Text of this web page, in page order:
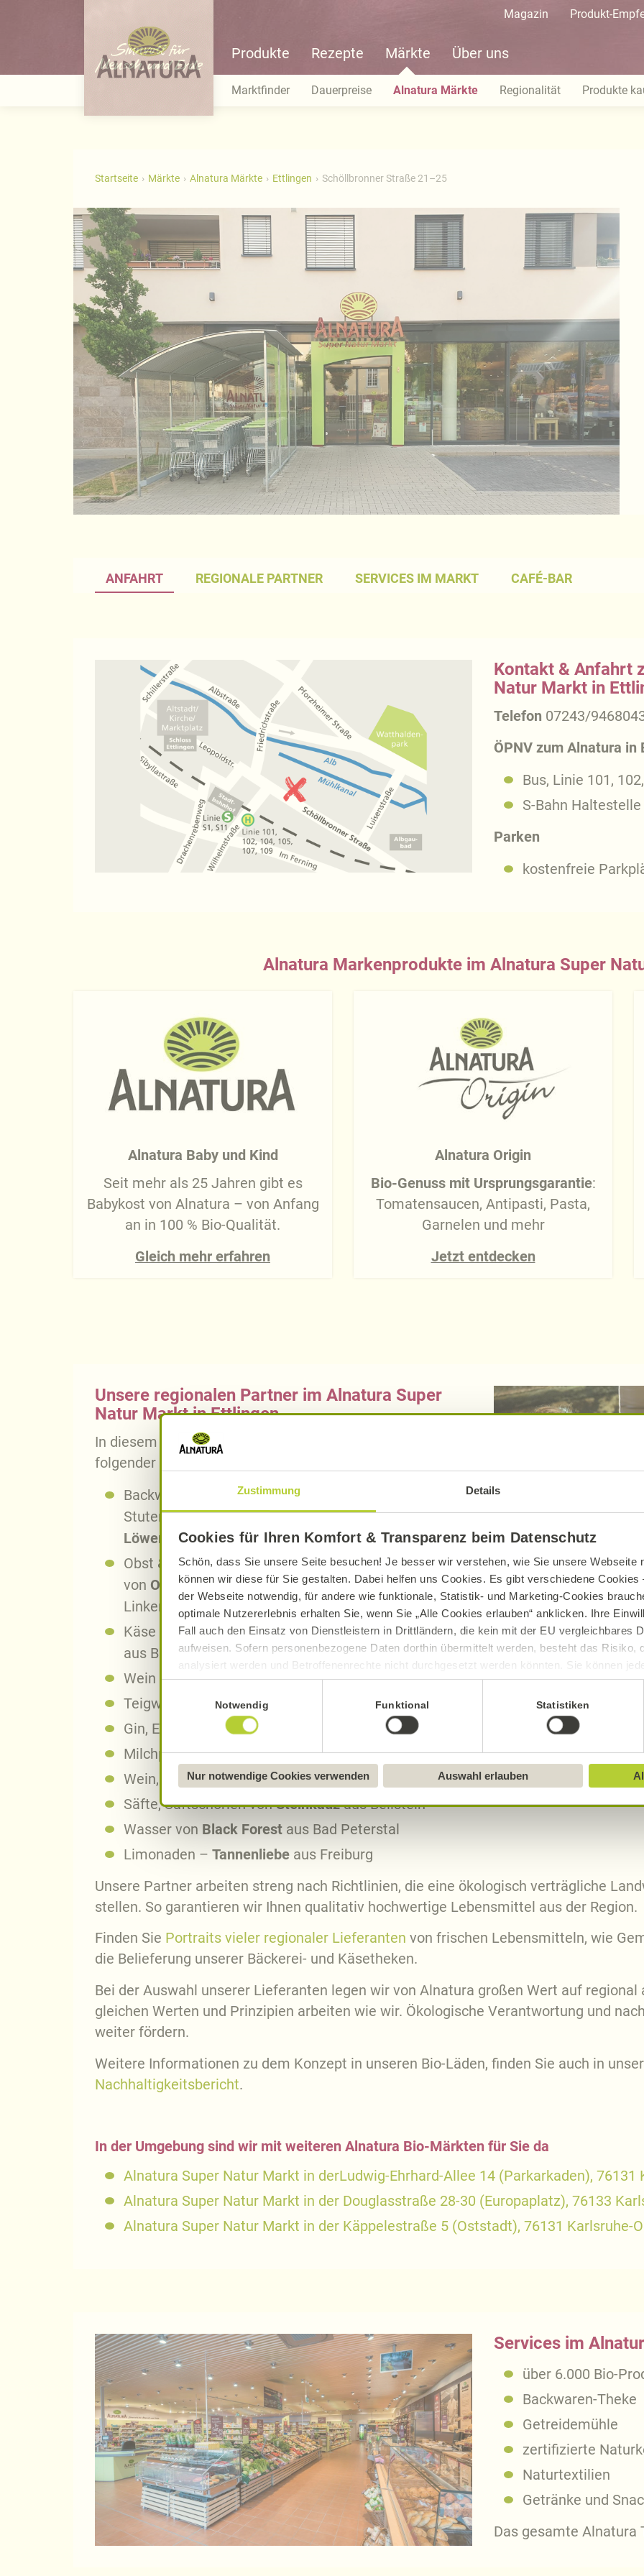
Zustimmung Details
Cookies für Ihren Komfort & Transparenz beim Datenschutz
Schön, dass Sie unsere Seite besuchen! Je besser wir verstehen, wie Sie unsere Webseite
können wir diese für Sie gestalten. Dabei helfen uns Cookies. Es gibt verschiedene Cookies
der Webseite notwendig, für andere wie funktionale, Statistik- und Marketing-Cookies
optimale Nutzererlebnis erhalten Sie, wenn Sie „Alle Cookies erlauben“ anklicken. Ihre
Fall auch den Einsatz von Dienstleistern in Drittländern, die kein mit der EU vergleichbares
aufweisen. Sofern personenbezogene Daten dorthin übermittelt werden, besteht das Risiko,
analysiert werden und Betroffenenrechte nicht durchgesetzt werden könnten. Sie können
Datenverarbeitung und -übermittlung widerrufen und Tools deaktivieren. Ausführliche
Datenschutzerklärung
Näheres über uns erfahren Sie in unseremImpressum
Notwendig Funktional Statistiken
Nur notwendige Cookies verwenden Auswahl erlauben
Magazin Produkt-
Produkte Rezepte Märkte Über uns
Marktfinder Dauerpreise Alnatura Märkte Regionalität Produkte
Startseite Märkte Alnatura Märkte Ettlingen Schöllbronner Straße 21–25
ANFAHRT REGIONALE PARTNER SERVICES IM MARKT CAFÉ-BAR
Kontakt & Anfahrt
Natur Markt in
Telefon 07243/
ÖPNV zum Alnatura in
Bus, Linie 101,
S-Bahn
Parken
kostenfreie
Alnatura Markenprodukte im Alnatura Super
Alnatura Baby und Kind
Seit mehr als 25 Jahren gibt es
Babykost von Alnatura – von Anfang
an in 100 % Bio-Qualität.
Gleich mehr erfahren
Alnatura Origin
Bio-Genuss mit Ursprungsgarantie:
Tomatensaucen, Antipasti, Pasta,
Garnelen und mehr
Jetzt entdecken
Unsere regionalen Partner im Alnatura Super
Natur Markt in Ettlingen
In diesem Alnatura Bio-Markt finden Sie auch Bio-Produkte
folgender regionaler Partner:
Backwaren von derFasanenbrot Vollkornbäckerei
aus
Stutensee-Blankenloch, von derBio-Konditorei
Löwenzahnaus Gommersheim
Obst & Gemüse vomBiolandhof Petrikaus Pfinztal ,
von Obstwiesen Filsingeraus Wiesloch, vonRitzaus
Linkenheim und von
Swen Seemann aus Eberdingen
Käse von derDorfkäserei Geifertshofen aus Bühlerzell Geifertshofen und vom
aus Bühlerzell
Wein vomWeingut Rinklinaus Eichstetten am Kaiserstuhl
Teigwaren vonAlb-Natur
aus Trochtelfingen
Gin, Erfrischungsgetränke von
Black Forest Ginger
Milchprodukte –Schwarzwaldmilchaus Freiburg
Wein, Säfte vomWeingut Landmannaus Freiburg
Säfte, Saftschorlen vonSteinkauzaus Beilstein
Wasser von Black Forest aus Bad Peterstal
Limonaden – Tannenliebe aus Freiburg
Unsere Partner arbeiten streng nach Richtlinien, die eine ökologisch verträgliche
stellen. So garantieren wir Ihnen qualitativ hochwertige Lebensmittel aus der Region.
Finden Sie Portraits vieler regionaler Lieferanten von frischen Lebensmitteln, wie
die Belieferung unserer Bäckerei- und Käsetheken.
Bei der Auswahl unserer Lieferanten legen wir von Alnatura großen Wert auf regional
gleichen Werten und Prinzipien arbeiten wie wir. Ökologische Verantwortung und
weiter fördern.
Weitere Informationen zu dem Konzept in unseren Bio-Läden, finden Sie auch in
Nachhaltigkeitsbericht.
In der Umgebung sind wir mit weiteren Alnatura Bio-Märkten für Sie da
Alnatura Super Natur Markt in derLudwig-Ehrhard-Allee 14 (Parkarkaden), 76131
Alnatura Super Natur Markt in der Douglasstraße 28-30 (Europaplatz), 76133
Alnatura Super Natur Markt in der Käppelestraße 5 (Oststadt), 76131 Karlsruhe-
Services im
über 6.000 Bio-
Backwaren-Theke
Getreidemühle
zertifizierte
Naturtextilien
Getränke und
Das gesamte Alnatura